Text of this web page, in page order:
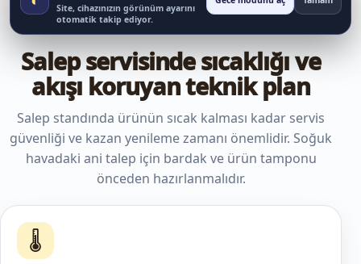
Salep servisinde sıcaklığı ve
akışı koruyan teknik plan
Salep standında ürünün sıcak kalması kadar servis
güvenliği ve kazan yenileme zamanı önemlidir. Soğuk
havadaki ani talep için bardak ve ürün tamponu
önceden hazırlanmalıdır.
🌡️
Site, cihazınızın görünüm ayarını
otomatik takip ediyor.